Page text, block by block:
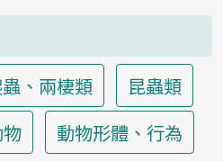
、兩棲類
昆蟲類
動物形體、行為